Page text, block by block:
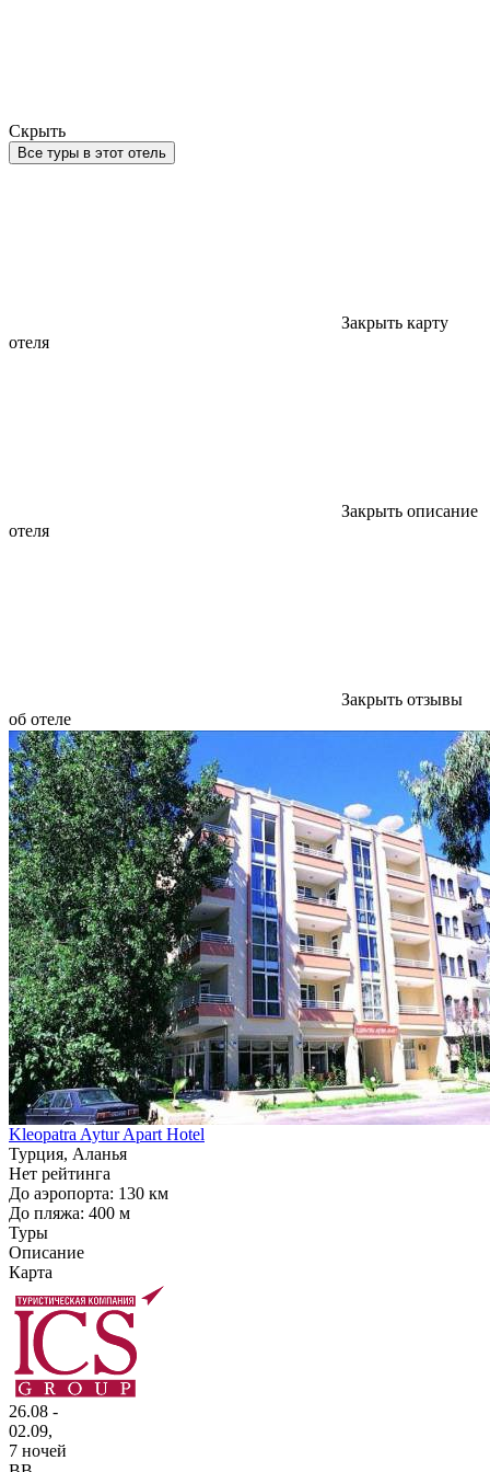
Скрыть
Все туры в этот отель
Закрыть карту
отеля
Закрыть описание
отеля
Закрыть отзывы
об отеле
Kleopatra Aytur Apart Hotel
Турция, Аланья
Нет рейтинга
До аэропорта: 130 км
До пляжа: 400 м
Туры
Описание
Карта
26.08 -
02.09,
7 ночей